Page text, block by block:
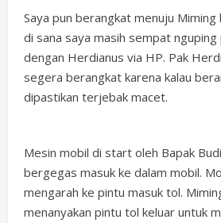
Saya pun berangkat menuju Miming
di sana saya masih sempat
dengan Herdianus via HP. Pak
segera berangkat karena kalau
dipastikan terjebak macet.
Mesin mobil di start oleh Bapak
bergegas masuk ke dalam mobil.
mengarah ke pintu masuk tol.
menanyakan pintu tol keluar untuk